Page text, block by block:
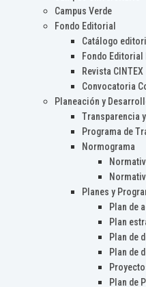
Campus Verde
Fondo Editorial
Catálogo
Fondo Editorial
Revista CINTEX
Convocatoria
Planeación y
Transparencia
Programa de
Normograma
Planes y
Plan de
Plan
Plan de
Plan de
Plan de